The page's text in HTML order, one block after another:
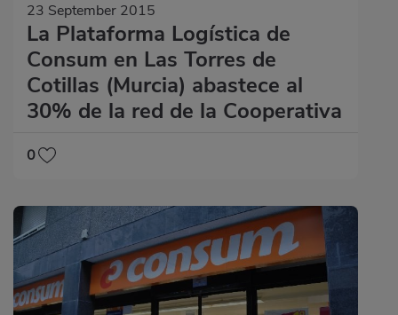
23 September 2015
La Plataforma Logística de
Consum en Las Torres de
Cotillas (Murcia) abastece al
30% de la red de la Cooperativa
0